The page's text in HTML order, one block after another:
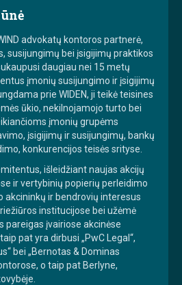
advokatų kontoros partnerė,
susijungimų bei įsigijimų praktikos
daugiau nei 15 metų
įmonių susijungimo ir įsigijimų
prie WIDEN, ji teikė teisines
ūkio, nekilnojamojo turto bei
įmonių grupėms
įsigijimų ir susijungimų, bankų
konkurencijos teisės srityse.
išleidžiant naujas akcijų
ir vertybinių popierių perleidimo
akcininkų ir bendrovių interesus
institucijose bei užėmė
pareigas įvairiose akcinėse
pat yra dirbusi „PwC Legal“,
bei „Bernotas & Dominas
o taip pat Berlyne,